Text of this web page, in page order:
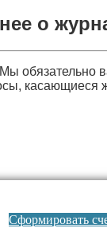
о
обязательно
касающиеся
Сформировать